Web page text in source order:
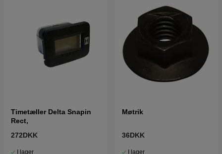
Timetæller Delta Snapin
Rect,
272DKK
I lager
Møtrik
36DKK
I lager